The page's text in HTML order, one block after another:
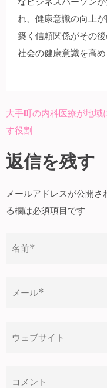
れ、健康意識の向上
築く信頼関係がその
社会の健康意識を高
投
稿
ナ
ビ
ゲ
ー
ョ
大手町の内科医療が地域
す役割
返信を残す
メールアドレスが公開さ
る欄は必須項目です